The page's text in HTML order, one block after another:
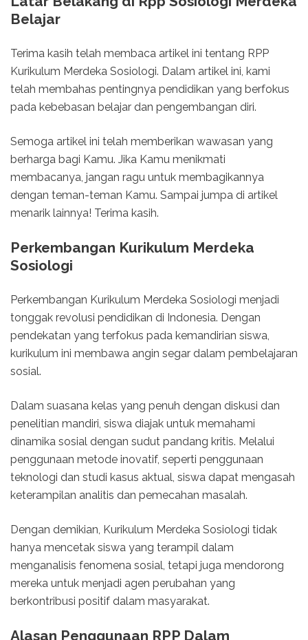
Belajar
Terima kasih telah membaca artikel ini tentang RPP
Kurikulum Merdeka Sosiologi. Dalam artikel ini, kami
telah membahas pentingnya pendidikan yang berfokus
pada kebebasan belajar dan pengembangan diri.
Semoga artikel ini telah memberikan wawasan yang
berharga bagi Kamu. Jika Kamu menikmati
membacanya, jangan ragu untuk membagikannya
dengan teman-teman Kamu. Sampai jumpa di artikel
menarik lainnya! Terima kasih.
Perkembangan Kurikulum Merdeka
Sosiologi
Perkembangan Kurikulum Merdeka Sosiologi menjadi
tonggak revolusi pendidikan di Indonesia. Dengan
pendekatan yang terfokus pada kemandirian siswa,
kurikulum ini membawa angin segar dalam pembelajaran
sosial.
Dalam suasana kelas yang penuh dengan diskusi dan
penelitian mandiri, siswa diajak untuk memahami
dinamika sosial dengan sudut pandang kritis. Melalui
penggunaan metode inovatif, seperti penggunaan
teknologi dan studi kasus aktual, siswa dapat mengasah
keterampilan analitis dan pemecahan masalah.
Dengan demikian, Kurikulum Merdeka Sosiologi tidak
hanya mencetak siswa yang terampil dalam
menganalisis fenomena sosial, tetapi juga mendorong
mereka untuk menjadi agen perubahan yang
berkontribusi positif dalam masyarakat.
Alasan Penggunaan RPP Dalam